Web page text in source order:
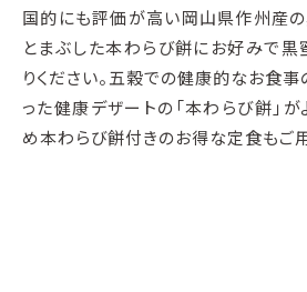
国的にも評価が高い岡山県作州産
とまぶした本わらび餅にお好みで
りください。五穀での健康的なお食
った健康デザートの「本わらび餅」が
め本わらび餅付きのお得な定食もご